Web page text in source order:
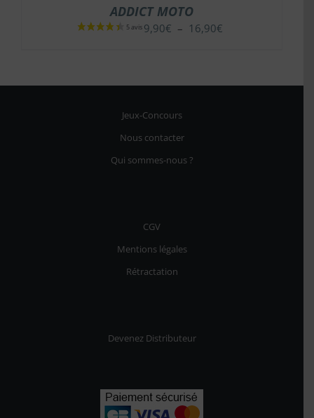
ADDICT MOTO
9,90€ – 16,90€Plage
à
Jeux-Concours
Nous contacter
Qui sommes-nous ?
CGV
Mentions légales
Rétractation
Devenez Distributeur